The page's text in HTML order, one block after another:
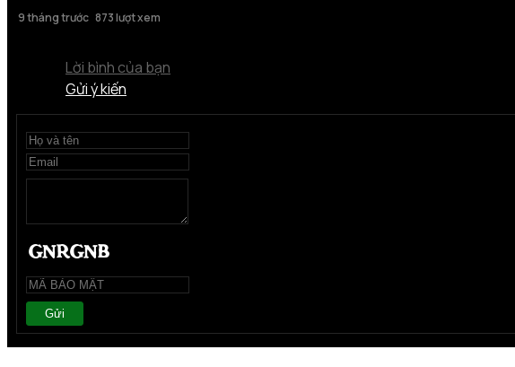
9 tháng trước 873 lượt xem
Lời bình của bạn
Gửi ý kiến
Gửi